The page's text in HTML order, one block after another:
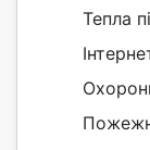
Тепла